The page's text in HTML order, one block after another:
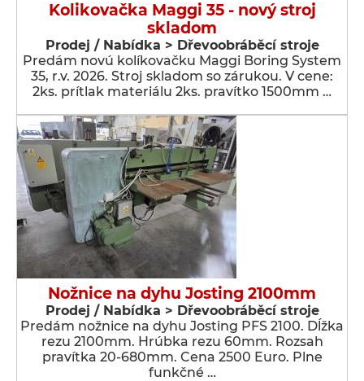
Kolikovačka Maggi 35 - nový stroj
skladom
Prodej / Nabídka > Dřevoobráběcí stroje
Predám novú kolíkovačku Maggi Boring System
35, r.v. 2026. Stroj skladom so zárukou. V cene:
2ks. prítlak materiálu 2ks. pravítko 1500mm …
Nožnice na dyhu Josting 2100mm
Prodej / Nabídka > Dřevoobráběcí stroje
Predám nožnice na dyhu Josting PFS 2100. Dĺžka
rezu 2100mm. Hrúbka rezu 60mm. Rozsah
pravítka 20-680mm. Cena 2500 Euro. Plne
funkčné …